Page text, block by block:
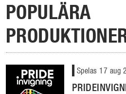
POPULÄRA
Spelas 17 aug